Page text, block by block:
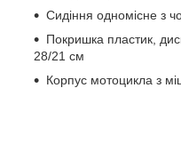
Сидіння одномісне з
Покришка пластик,
28/21 см
Корпус мотоцикла з